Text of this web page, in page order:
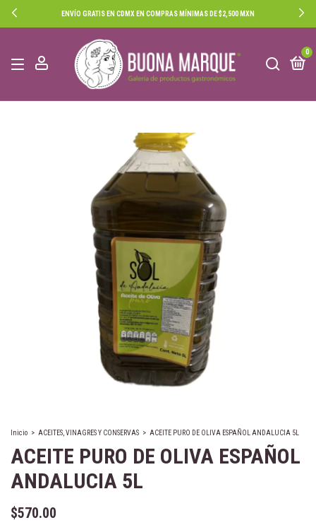
ENVÍO GRATIS EN CDMX EN COMPRAS MÍNIMAS DE $2,500 MXN
0
Inicio > ACEITES, VINAGRES Y CONSERVAS > ACEITE PURO DE OLIVA ESPAÑOL ANDALUCIA 5L
ACEITE PURO DE OLIVA ESPAÑOL
ANDALUCIA 5L
$570.00